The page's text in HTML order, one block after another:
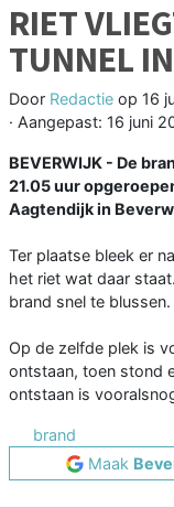
RIET
TUNNEL
Door Redactie op 16
· Aangepast: 16 juni
BEVERWIJK - De
21.05 uur
Aagtendijk in
Ter plaatse bleek er
het riet wat daar
brand snel te blussen.
Op de zelfde plek is
ontstaan, toen stond
ontstaan is
brand
Maak